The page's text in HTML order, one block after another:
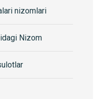
nizomlari
Nizom